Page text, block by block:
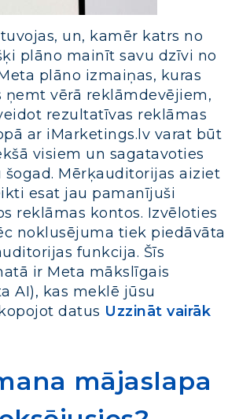
un, kamēr katrs no
plāno mainīt savu dzīvi no
plāno izmaiņas, kuras
ņemt vērā reklāmdevējiem,
rezultatīvas reklāmas
ar iMarketings.lv varat būt
visiem un sagatavoties
Mērķauditorijas aiziet
esat jau pamanījuši
reklāmas kontos. Izvēloties
noklusējuma tiek piedāvāta
funkcija. Šīs
ir Meta mākslīgais
AI), kas meklē jūsu
datus Uzzināt vairāk
mājaslapa